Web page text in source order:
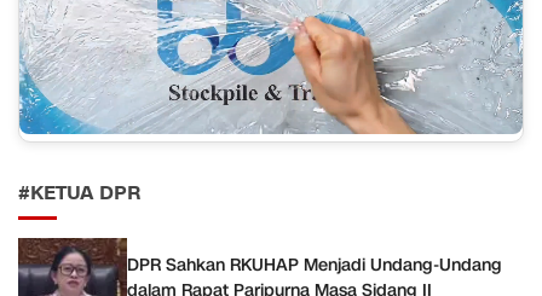
#KETUA DPR
DPR Sahkan RKUHAP Menjadi Undang-Undang
dalam Rapat Paripurna Masa Sidang II